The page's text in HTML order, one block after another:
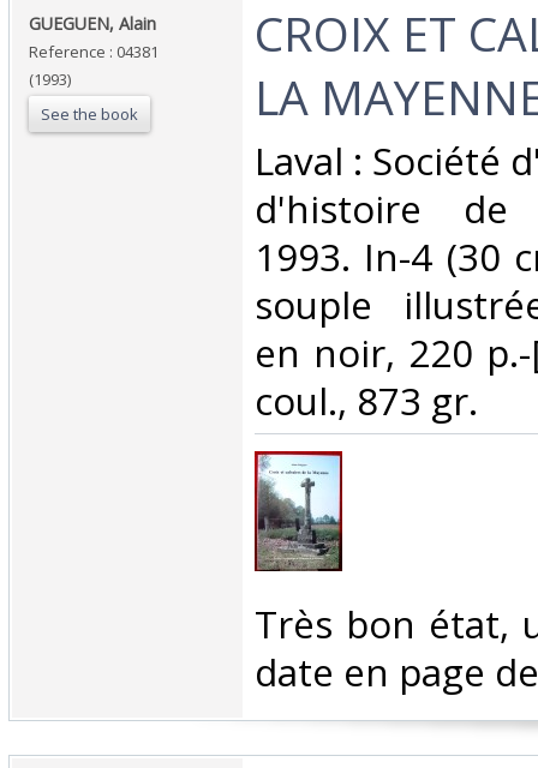
‎GUEGUEN, Alain‎
Reference : 04381
(1993)
See the book
‎CROIX ET
LA
‎Laval : Société
d'histoire de
1993. In-4 (30
souple
en noir, 220
coul., 873 gr. ‎
‎Très bon état,
date en page